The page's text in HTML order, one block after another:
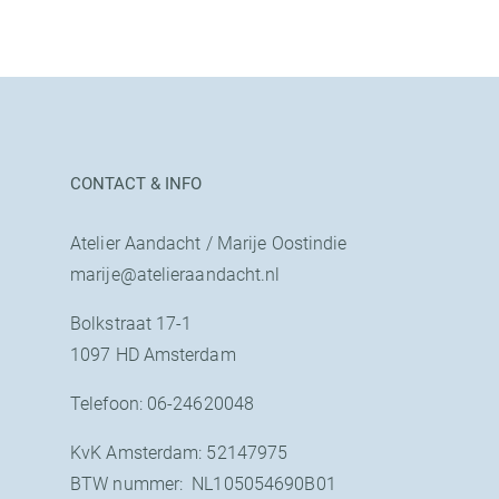
CONTACT & INFO
Atelier Aandacht / Marije Oostindie
marije@atelieraandacht.nl
Bolkstraat 17-1
1097 HD Amsterdam
Telefoon: 06-24620048
KvK Amsterdam: 52147975
BTW nummer: NL105054690B01